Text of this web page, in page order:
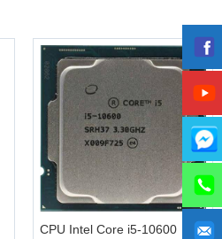
CPU Intel Core i5-10600